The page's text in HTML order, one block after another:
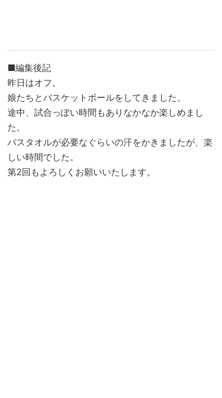
■編集後記
昨日はオフ。
娘たちとバスケットボールをしてきました。
途中、試合っぽい時間もありなかなか楽しめまし
た。
バスタオルが必要なぐらいの汗をかきましたが、楽
しい時間でした。
第2回もよろしくお願いいたします。